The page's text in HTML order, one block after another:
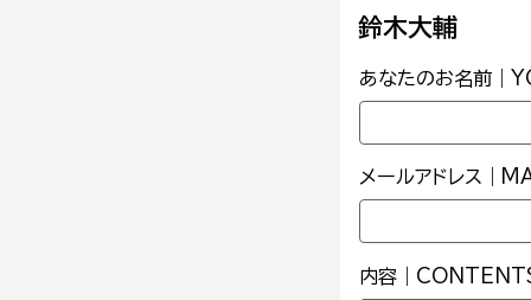
鈴木大輔
あなたのお名前｜
メールアドレス｜
内容｜